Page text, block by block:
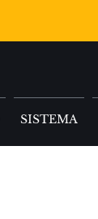
SISTEMA